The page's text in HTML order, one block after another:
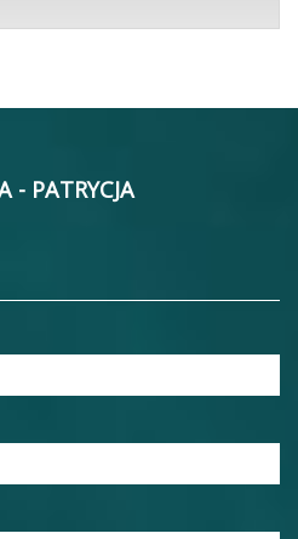
- PATRYCJA